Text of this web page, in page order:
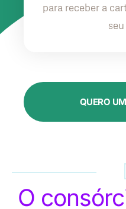
para receber a
QUERO
O